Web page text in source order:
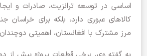
اساسی در توسعه ترانزیت، صادرات و
مرز مشترک با افغانستان، اهمیتی